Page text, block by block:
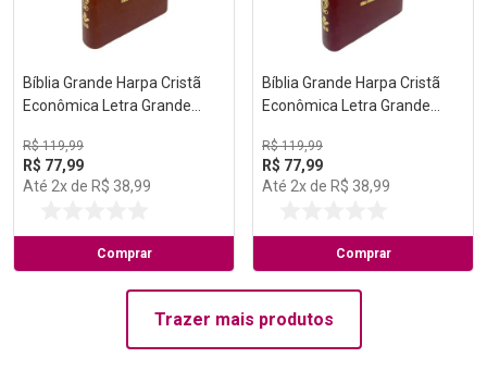
Bíblia Grande Harpa Cristã
Econômica Letra Grande
R$ 119,99
R$ 77,99
Até 2x de R$ 38,99
Comprar
Bíblia Grande Harpa Cristã
Econômica Letra Grande
R$ 119,99
R$ 77,99
Até 2x de R$ 38,99
Comprar
Trazer mais produtos